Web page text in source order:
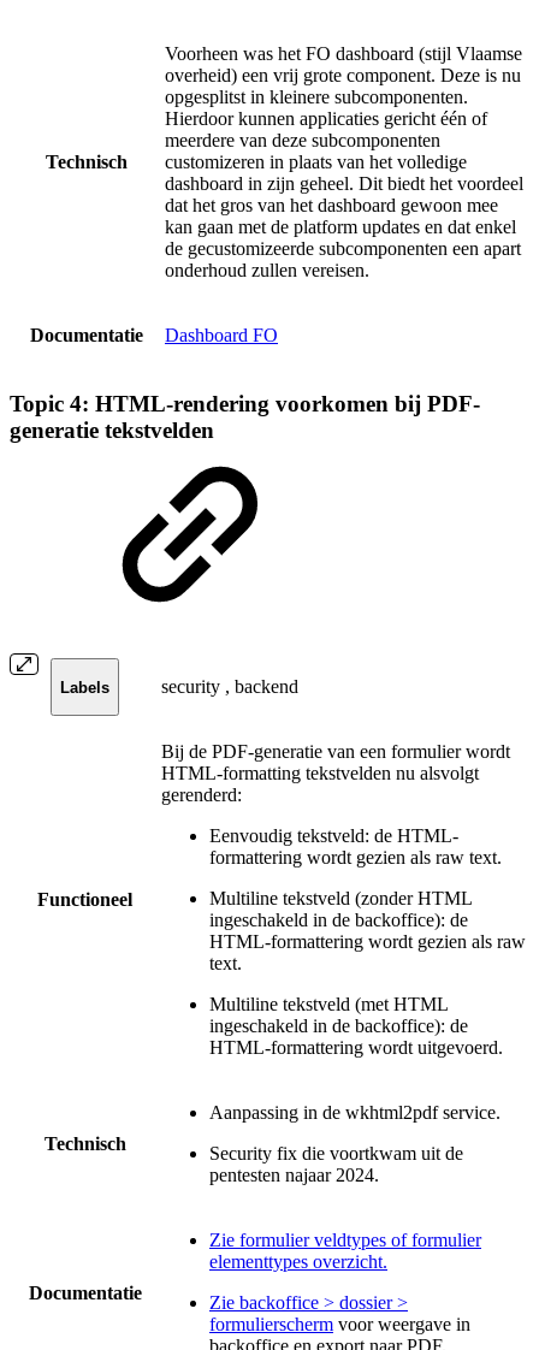
Technisch
Voorheen was het FO dashboard (stijl Vlaamse
overheid) een vrij grote component. Deze is nu
opgesplitst in kleinere subcomponenten.
Hierdoor kunnen applicaties gericht één of
meerdere van deze subcomponenten
customizeren in plaats van het volledige
dashboard in zijn geheel. Dit biedt het voordeel
dat het gros van het dashboard gewoon mee
kan gaan met de platform updates en dat enkel
de gecustomizeerde subcomponenten een apart
onderhoud zullen vereisen.
Documentatie Dashboard FO
Topic 4: HTML-rendering voorkomen bij PDF-
generatie tekstvelden
Labels security , backend
Functioneel
Bij de PDF-generatie van een formulier wordt
HTML-formatting tekstvelden nu alsvolgt
gerenderd:
Eenvoudig tekstveld: de HTML-
formattering wordt gezien als raw text.
Multiline tekstveld (zonder HTML
ingeschakeld in de backoffice): de
HTML-formattering wordt gezien als raw
text.
Multiline tekstveld (met HTML
ingeschakeld in de backoffice): de
HTML-formattering wordt uitgevoerd.
Technisch
Aanpassing in de wkhtml2pdf service.
Security fix die voortkwam uit de
pentesten najaar 2024.
Documentatie
Zie formulier veldtypes of formulier
elementtypes overzicht.
Zie backoffice > dossier >
formulierscherm voor weergave in